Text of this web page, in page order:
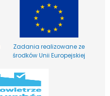
Zadania realizowane ze
środków Unii Europejskiej